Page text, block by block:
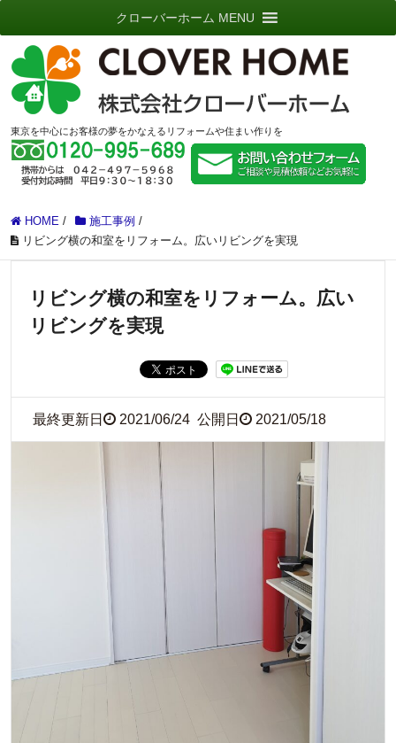
東京を中心にお客様の夢をかなえるリフォームや住まい作りを
クローバーホーム MENU
HOME / 施工事例 /
リビング横の和室をリフォーム。広いリビングを実現
リビング横の和室をリフォーム。広い
リビングを実現
最終更新日 2021/06/24 公開日 2021/05/18